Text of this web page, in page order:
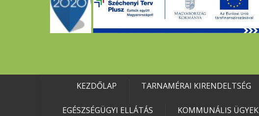
KEZDŐLAP TARNAMÉRAI KIRENDELTSÉG
EGÉSZSÉGÜGYI ELLÁTÁS KOMMUNÁLIS ÜGYEK